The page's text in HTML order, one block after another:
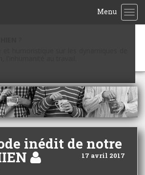
Menu
inédit de notre
17 avril 2017